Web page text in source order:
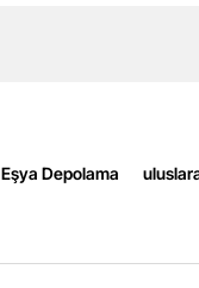
Hakkari
Isparta
Eşya Depolama